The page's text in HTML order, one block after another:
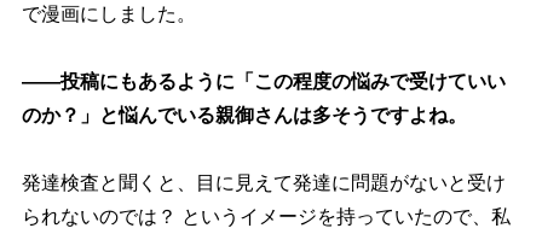
で漫画にしました。
――投稿にもあるように「この程度の悩みで受けていい
のか？」と悩んでいる親御さんは多そうですよね。
発達検査と聞くと、目に見えて発達に問題がないと受け
られないのでは？ というイメージを持っていたので、私